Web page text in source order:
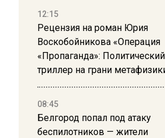
12:15
Рецензия на роман Юрия
Воскобойникова «Операция
«Пропаганда»: Политический
триллер на грани
08:45
Белгород попал под атаку
беспилотников — жители